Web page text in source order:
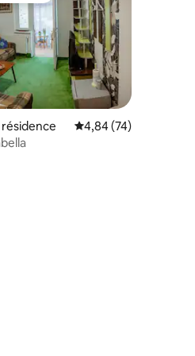
de 10 commentaires : 4,9 sur 5
Évaluation moyenne
4,84 (74)